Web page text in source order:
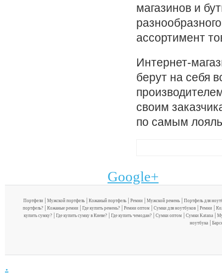
магазинов и
ассортимент
Интернет-
берут на себя
своим
по самым
Google+
Портфели| Мужской портфель| Кожаный портфель| Ремни| Мужской ремень|
Портфель для
портфель?| Кожаные ремни| Где купить ремень?| Ремни оптом| Сумки для ноутбуков| Ремни|
купить сумку?| Где купить сумку в Киеве?| Где купить чемодан?| Сумки оптом| Сумки Katana|
ноутбука|
.